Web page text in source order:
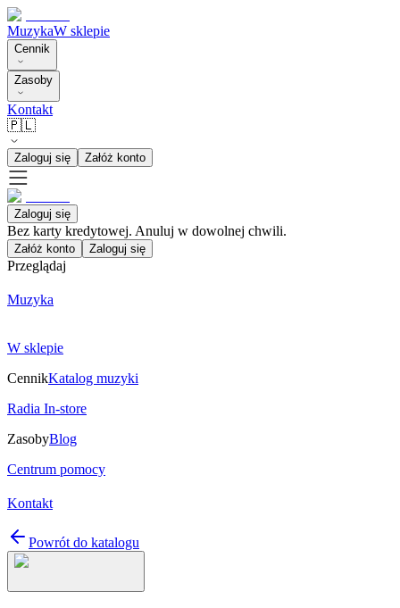
MuzykaW sklepie
Cennik
Zasoby
Kontakt
🇵🇱
Zaloguj się Załóż konto
Zaloguj się
Bez karty kredytowej. Anuluj w dowolnej chwili.
Załóż konto Zaloguj się
Przeglądaj
Muzyka
W sklepie
CennikKatalog muzyki
Radia In-store
ZasobyBlog
Centrum pomocy
Kontakt
Powrót do katalogu